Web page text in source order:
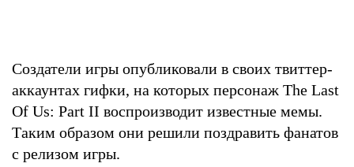
Создатели игры опубликовали в своих твиттер-
аккаунтах гифки, на которых персонаж The Last
Of Us: Part II воспроизводит известные мемы.
Таким образом они решили поздравить фанатов
с релизом игры.